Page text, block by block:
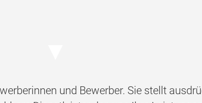
und Bewerber. Sie stellt